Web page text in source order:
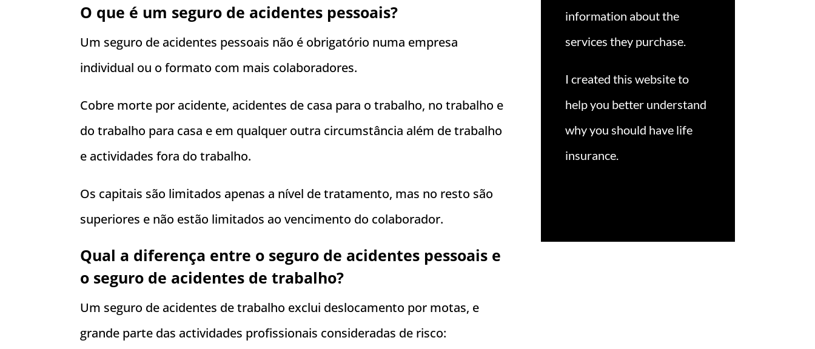
O que é um seguro de acidentes pessoais?
Um seguro de acidentes pessoais não é obrigatório numa empresa
individual ou o formato com mais colaboradores.
Cobre morte por acidente, acidentes de casa para o trabalho, no trabalho e
do trabalho para casa e em qualquer outra circumstância além de trabalho
e actividades fora do trabalho.
Os capitais são limitados apenas a nível de tratamento, mas no resto são
superiores e não estão limitados ao vencimento do colaborador.
Qual a diferença entre o seguro de acidentes pessoais e
o seguro de acidentes de trabalho?
Um seguro de acidentes de trabalho exclui deslocamento por motas, e
grande parte das actividades profissionais consideradas de risco:
information about the
services they purchase.
I created this website to
help you better understand
why you should have life
insurance.